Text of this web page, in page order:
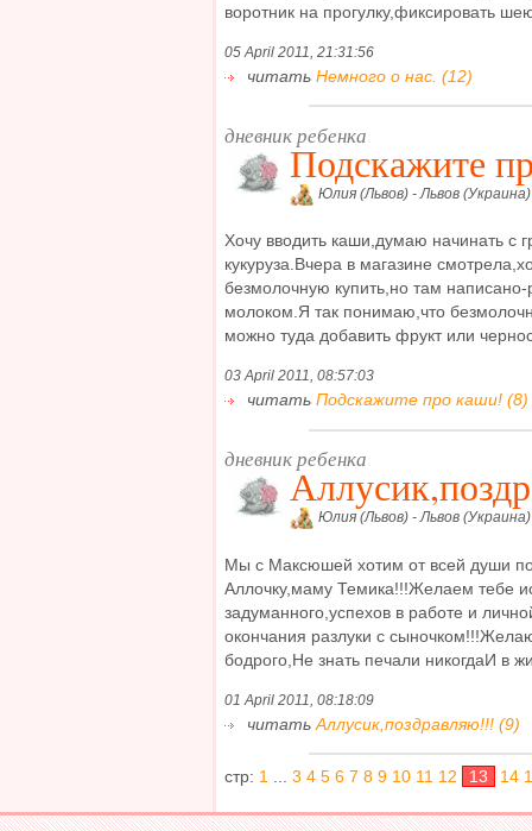
воротник на прогулку,фиксировать
05 April 2011, 21:31:56
читать Немного о нас. (12)
дневник ребенка
Подскажите
Юлия (Львов) - Львов
Хочу вводить каши,думаю начинать с
кукуруза.Вчера в магазине
безмолочную купить,но там
молоком.Я так понимаю,что
можно туда добавить фрукт или
03 April 2011, 08:57:03
читать Подскажите про каши! (8)
дневник ребенка
Юлия (Львов) - Львов
Мы с Максюшей хотим от всей души
Аллочку,маму Темика!!!Желаем тебе
задуманного,успехов в работе и
окончания разлуки с
бодрого,Не знать печали никогдаИ в
01 April 2011, 08:18:09
читать Аллусик,поздравляю!!! (9)
стр: 1 3 4 5 6 7 8 9 10 11 12 13 14